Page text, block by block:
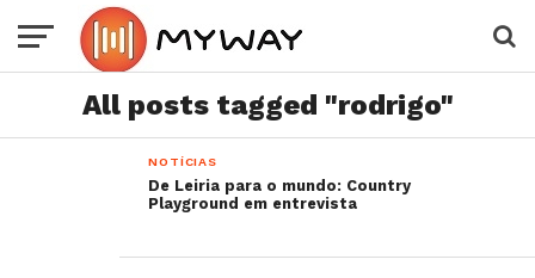
All posts tagged "rodrigo"
NOTÍCIAS
De Leiria para o mundo: Country
Playground em entrevista